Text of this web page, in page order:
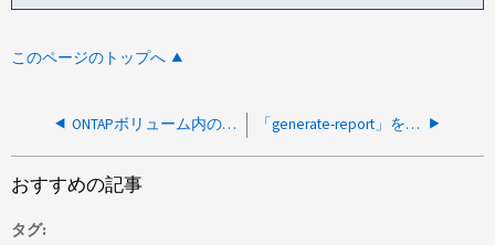
このページのトップへ
ONTAPボリューム内のユーザーデータファイルの総数を確認する方法はありますか？ 「generate-report」を使用せずに、検出された疑わしいファイルの原因を確認する方法はありますか？
おすすめの記事
タグ